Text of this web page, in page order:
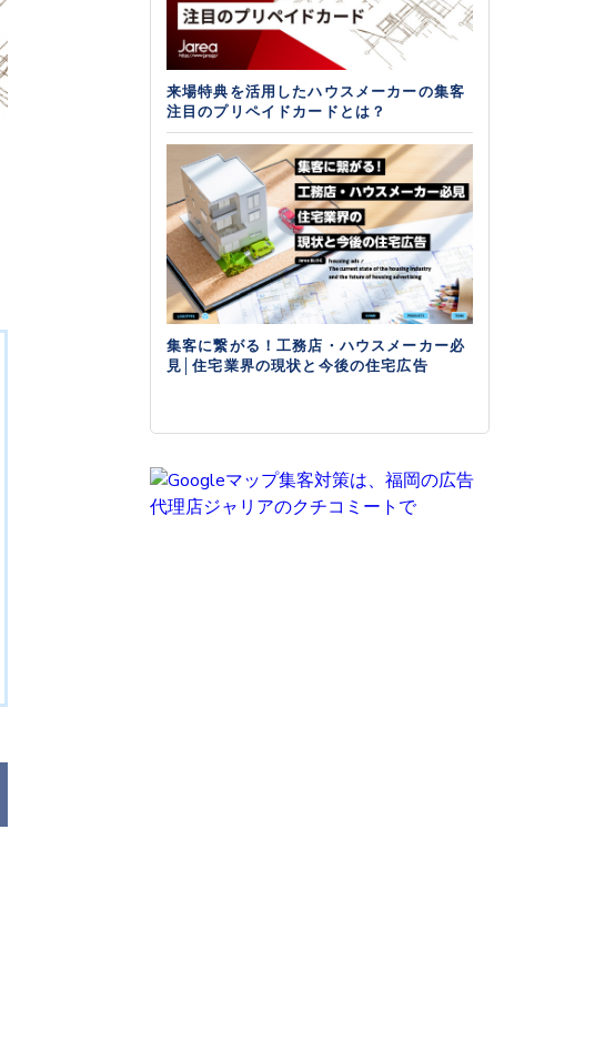
来場特典を活用したハウスメーカーの集客
注目のプリペイドカードとは？
集客に繋がる！工務店・ハウスメーカー必
見│住宅業界の現状と今後の住宅広告